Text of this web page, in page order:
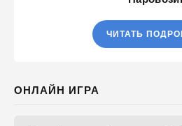
ЧИТАТЬ
ОНЛАЙН ИГРА